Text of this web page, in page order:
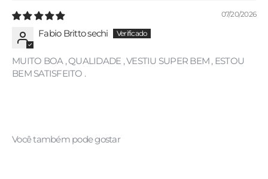
07/20/2026
Fabio Britto sechi
MUITO BOA , QUALIDADE , VESTIU SUPER BEM , ESTOU
BEM SATISFEITO .